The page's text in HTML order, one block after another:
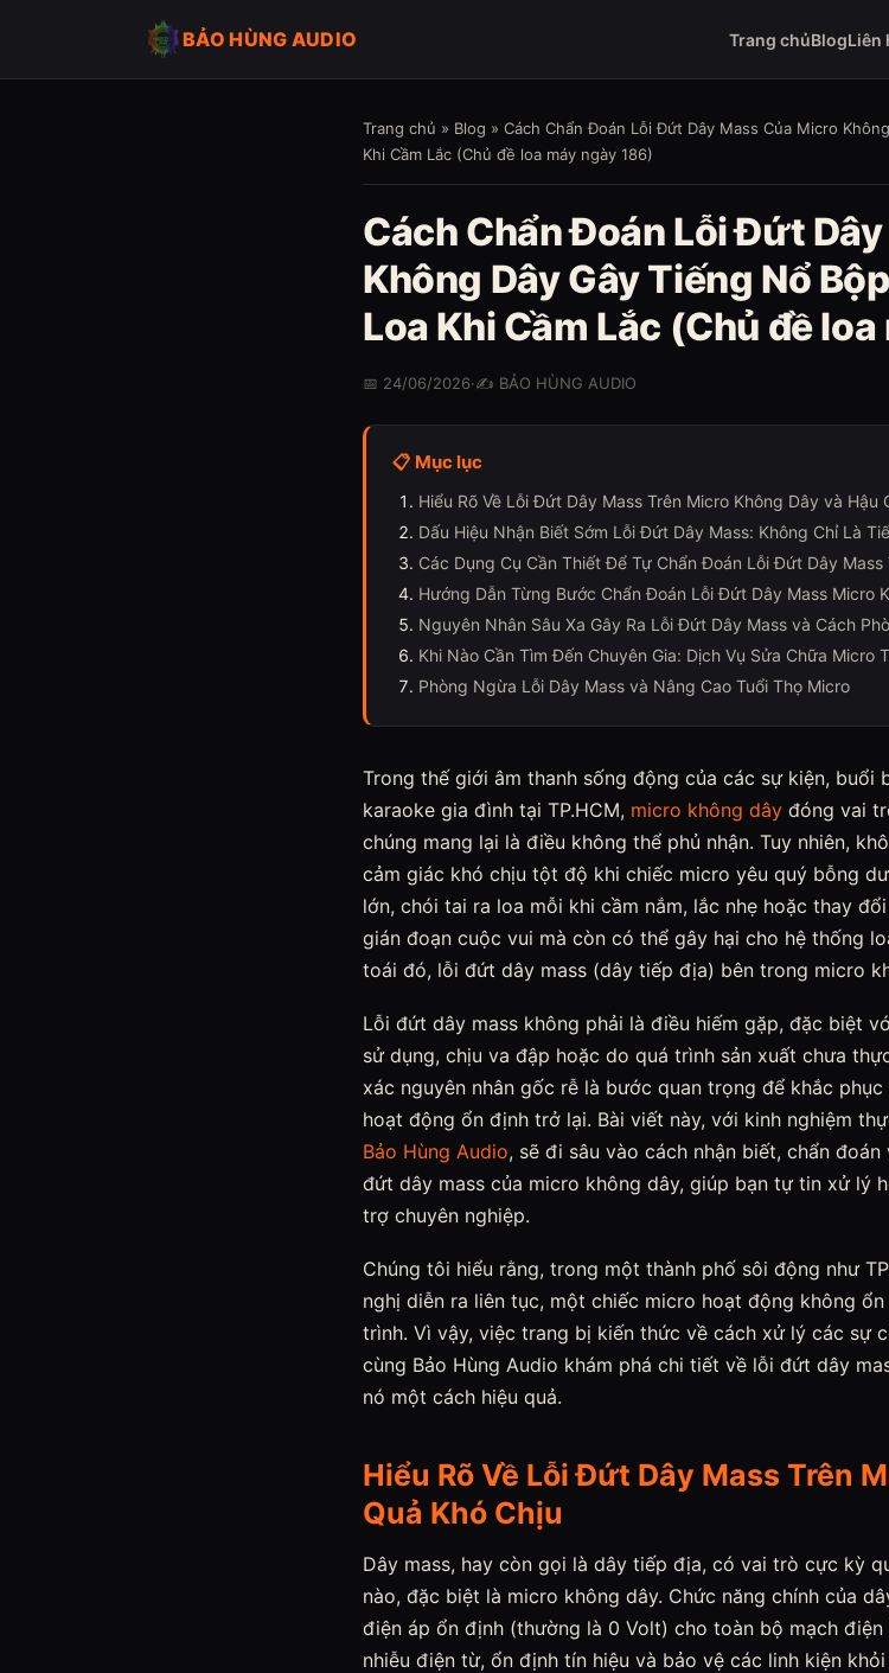
BẢO HÙNG AUDIO Trang chủBlogLiên
Trang chủ » Blog » Cách Chẩn Đoán Lỗi Đứt Dây Mass Của Micro
Khi Cầm Lắc (Chủ đề loa máy ngày 186)
Cách Chẩn Đoán Lỗi Đứt
Không Dây Gây Tiếng Nổ
Loa Khi Cầm Lắc (Chủ đề
📅 24/06/2026·✍️ BẢO HÙNG AUDIO
📋 Mục lục
Hiểu Rõ Về Lỗi Đứt Dây Mass Trên Micro Không Dây và Hậu
Dấu Hiệu Nhận Biết Sớm Lỗi Đứt Dây Mass: Không Chỉ Là
Các Dụng Cụ Cần Thiết Để Tự Chẩn Đoán Lỗi Đứt Dây Mass
Hướng Dẫn Từng Bước Chẩn Đoán Lỗi Đứt Dây Mass Micro
Nguyên Nhân Sâu Xa Gây Ra Lỗi Đứt Dây Mass và Cách
Khi Nào Cần Tìm Đến Chuyên Gia: Dịch Vụ Sửa Chữa Micro
Phòng Ngừa Lỗi Dây Mass và Nâng Cao Tuổi Thọ Micro
Trong thế giới âm thanh sống động của các sự kiện, buổi
karaoke gia đình tại TP.HCM, micro không dây đóng vai
chúng mang lại là điều không thể phủ nhận. Tuy nhiên,
cảm giác khó chịu tột độ khi chiếc micro yêu quý bỗng
lớn, chói tai ra loa mỗi khi cầm nắm, lắc nhẹ hoặc thay
gián đoạn cuộc vui mà còn có thể gây hại cho hệ thống
toái đó, lỗi đứt dây mass (dây tiếp địa) bên trong micro
Lỗi đứt dây mass không phải là điều hiếm gặp, đặc biệt
sử dụng, chịu va đập hoặc do quá trình sản xuất chưa
xác nguyên nhân gốc rễ là bước quan trọng để khắc
hoạt động ổn định trở lại. Bài viết này, với kinh nghiệm
Bảo Hùng Audio, sẽ đi sâu vào cách nhận biết, chẩn
đứt dây mass của micro không dây, giúp bạn tự tin xử lý
trợ chuyên nghiệp.
Chúng tôi hiểu rằng, trong một thành phố sôi động như
nghị diễn ra liên tục, một chiếc micro hoạt động không
trình. Vì vậy, việc trang bị kiến thức về cách xử lý các sự
cùng Bảo Hùng Audio khám phá chi tiết về lỗi đứt dây
nó một cách hiệu quả.
Hiểu Rõ Về Lỗi Đứt Dây Mass Trên
Quả Khó Chịu
Dây mass, hay còn gọi là dây tiếp địa, có vai trò cực kỳ
nào, đặc biệt là micro không dây. Chức năng chính của
điện áp ổn định (thường là 0 Volt) cho toàn bộ mạch
nhiễu điện từ, ổn định tín hiệu và bảo vệ các linh kiện